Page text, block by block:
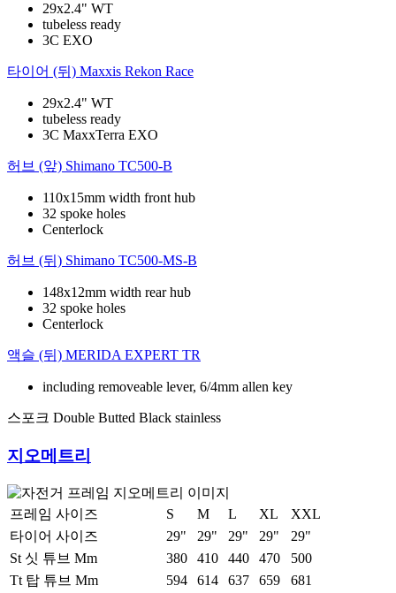
29x2.4" WT
tubeless ready
3C EXO
타이어 (뒤) Maxxis Rekon Race
29x2.4" WT
tubeless ready
3C MaxxTerra EXO
허브 (앞) Shimano TC500-B
110x15mm width front hub
32 spoke holes
Centerlock
허브 (뒤) Shimano TC500-MS-B
148x12mm width rear hub
32 spoke holes
Centerlock
액슬 (뒤) MERIDA EXPERT TR
including removeable lever, 6/4mm allen key
스포크 Double Butted Black stainless
지오메트리
프레임 사이즈 S M L XL
XXL
타이어 사이즈
29" 29" 29" 29"
29"
St 싯 튜브 Mm
380 410 440 470
500
Tt 탑 튜브 Mm
594 614 637 659
681